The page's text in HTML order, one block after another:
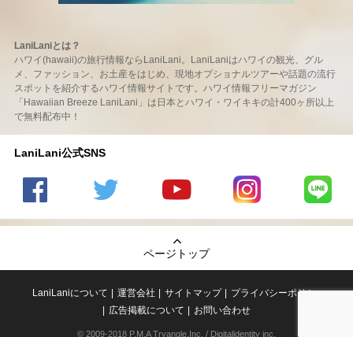
LaniLaniとは？
ハワイ(hawaii)の旅行情報ならLaniLani。LaniLaniはハワイの観光、グル
メ、ファッション、お土産をはじめ、現地オプショナルツアーや話題の流行
スポットを紹介するハワイ情報サイトです。ハワイ情報フリーマガジン
「Hawaiian Breeze LaniLani」は日本とハワイ・ワイキキの計400ヶ所以上
で無料配布中！
LaniLani公式SNS
の
のtwitter
の
Youtube
チャンネ
LaniLani
LaniLani
ページトップ
LaniLaniについて 運営会社 サイトマップ
プライバシーポリシー
広告掲載について
お問い合わせ
© 2009-2018 P.M.A Tryangle,Inc. / Digitalidentity inc.